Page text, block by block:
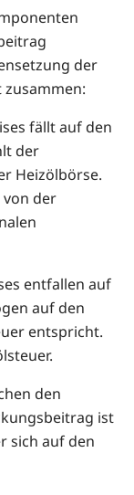
der
fällt auf den
der
Heizölbörse.
der
entfallen auf
auf den
entspricht.
den
ist
sich auf den